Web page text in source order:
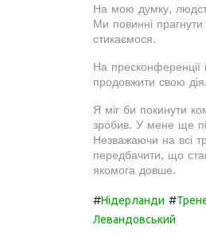
На мою думку,
Ми повинні
стикаємося.
На
продовжити свою
Я міг би покинути
зробив. У мене ще
Незважаючи на всі
передбачити, що
якомога довше.
#Нідерланди #
Левандовський